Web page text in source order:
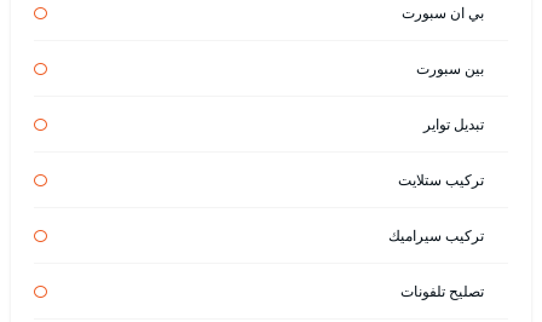
بي ان سبورت
بين سبورت
تبديل تواير
تركيب ستلايت
تركيب سيراميك
تصليح تلفونات